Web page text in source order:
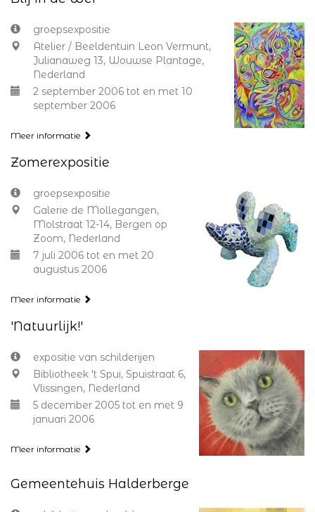
groepsexpositie
Atelier / Beeldentuin Leon Vermunt,
Julianaweg 13, Wouwse Plantage,
Nederland
2 september 2006 tot en met 10
september 2006
Meer informatie
Zomerexpositie
groepsexpositie
Galerie de Mollegangen,
Molstraat 12-14, Bergen op
Zoom, Nederland
7 juli 2006 tot en met 20
augustus 2006
Meer informatie
'Natuurlijk!'
expositie van schilderijen
Bibliotheek 't Spui, Spuistraat 6,
Vlissingen, Nederland
5 december 2005 tot en met 9
januari 2006
Meer informatie
Gemeentehuis Halderberge